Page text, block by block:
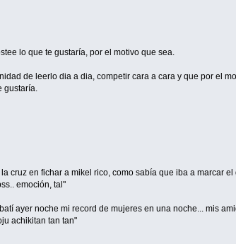
lo que te gustaría, por el motivo que sea.
de leerlo dia a dia, competir cara a cara y que por el
cruz en fichar a mikel rico, como sabía que iba a marcar
emoción, tal"
ayer noche mi record de mujeres en una noche... mis
achikitan tan tan"